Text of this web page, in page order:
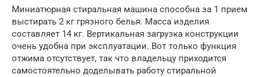
Миниатюрная стиральная машина способна за 1 прием
выстирать 2 кг грязного белья. Масса изделия
составляет 14 кг. Вертикальная загрузка конструкции
очень удобна при эксплуатации. Вот только функция
отжима отсутствует, так что владельцу приходится
самостоятельно доделывать работу стиральной